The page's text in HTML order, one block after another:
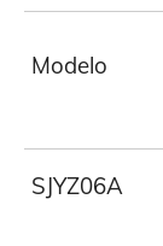
Modelo
SJYZ06A